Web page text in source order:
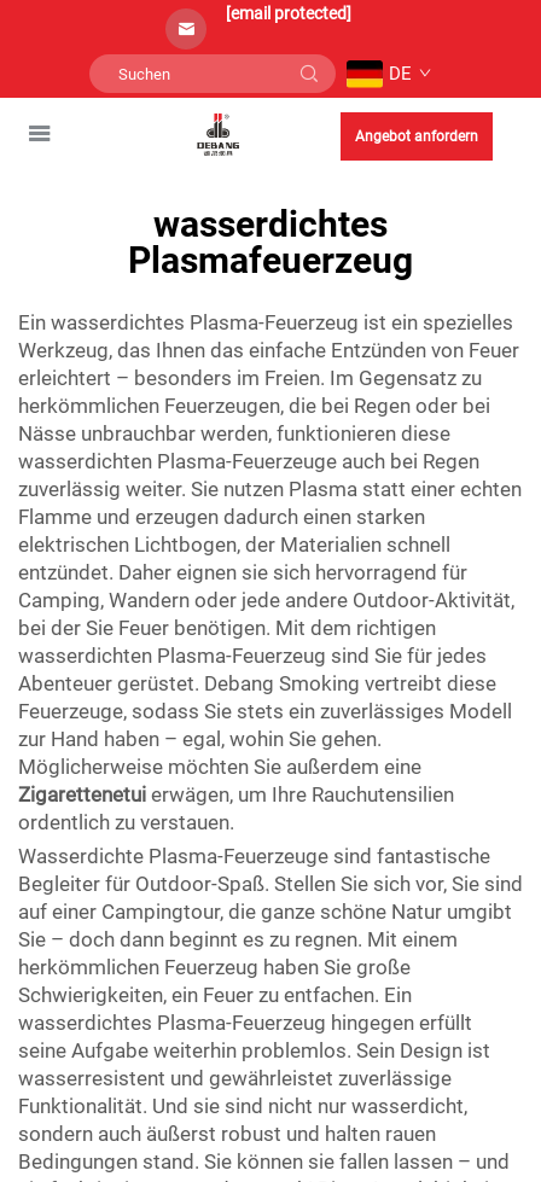
[email protected]
DE
Angebot anfordern
wasserdichtes
Plasmafeuerzeug
Ein wasserdichtes Plasma-Feuerzeug ist ein spezielles
Werkzeug, das Ihnen das einfache Entzünden von Feuer
erleichtert – besonders im Freien. Im Gegensatz zu
herkömmlichen Feuerzeugen, die bei Regen oder bei
Nässe unbrauchbar werden, funktionieren diese
wasserdichten Plasma-Feuerzeuge auch bei Regen
zuverlässig weiter. Sie nutzen Plasma statt einer echten
Flamme und erzeugen dadurch einen starken
elektrischen Lichtbogen, der Materialien schnell
entzündet. Daher eignen sie sich hervorragend für
Camping, Wandern oder jede andere Outdoor-Aktivität,
bei der Sie Feuer benötigen. Mit dem richtigen
wasserdichten Plasma-Feuerzeug sind Sie für jedes
Abenteuer gerüstet. Debang Smoking vertreibt diese
Feuerzeuge, sodass Sie stets ein zuverlässiges Modell
zur Hand haben – egal, wohin Sie gehen.
Möglicherweise möchten Sie außerdem eine
Zigarettenetui erwägen, um Ihre Rauchutensilien
ordentlich zu verstauen.
Wasserdichte Plasma-Feuerzeuge sind fantastische
Begleiter für Outdoor-Spaß. Stellen Sie sich vor, Sie sind
auf einer Campingtour, die ganze schöne Natur umgibt
Sie – doch dann beginnt es zu regnen. Mit einem
herkömmlichen Feuerzeug haben Sie große
Schwierigkeiten, ein Feuer zu entfachen. Ein
wasserdichtes Plasma-Feuerzeug hingegen erfüllt
seine Aufgabe weiterhin problemlos. Sein Design ist
wasserresistent und gewährleistet zuverlässige
Funktionalität. Und sie sind nicht nur wasserdicht,
sondern auch äußerst robust und halten rauen
Bedingungen stand. Sie können sie fallen lassen – und